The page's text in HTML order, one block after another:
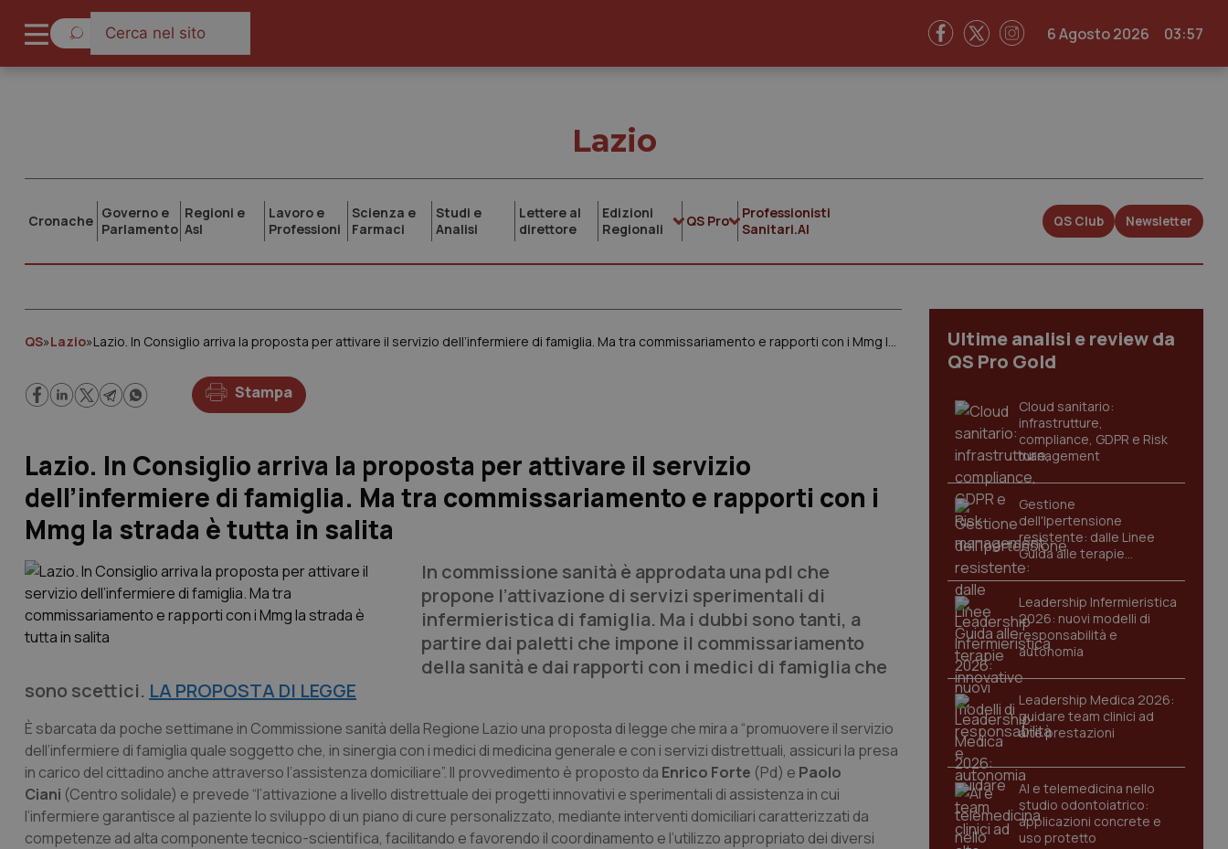
6 Agosto 2026 03:57
Lazio
Cronache Governo e
Parlamento
Regioni e
Asl
Lavoro e
Professioni
Scienza e
Farmaci
Studi e
Analisi
Lettere al
direttore
Edizioni
Regionali
QS Pro
Professionisti
Sanitari.AI
QS Club Newsletter
QS»Lazio» Lazio. In Consiglio arriva la proposta per attivare il servizio dell’infermiere di famiglia. Ma tra commissariamento e rapporti con i Mmg la strada è tutta in salita
Stampa
Lazio. In Consiglio arriva la proposta per attivare il servizio
dell’infermiere di famiglia. Ma tra commissariamento e rapporti con i
Mmg la strada è tutta in salita
In commissione sanità è approdata una pdl che
propone l’attivazione di servizi sperimentali di
infermieristica di famiglia. Ma i dubbi sono tanti, a
partire dai paletti che impone il commissariamento
della sanità e dai rapporti con i medici di famiglia che
sono scettici. LA PROPOSTA DI LEGGE
È sbarcata da poche settimane in Commissione sanità della Regione Lazio una proposta di legge che mira a “promuovere il servizio
dell’infermiere di famiglia quale soggetto che, in sinergia con i medici di medicina generale e con i servizi distrettuali, assicuri la presa
in carico del cittadino anche attraverso l’assistenza domiciliare”. Il provvedimento è proposto da Enrico Forte (Pd) e Paolo
Ciani (Centro solidale) e prevede “l’attivazione a livello distrettuale dei progetti innovativi e sperimentali di assistenza in cui
l’infermiere garantisce al paziente lo sviluppo di un piano di cure personalizzato, mediante interventi domiciliari caratterizzati da
competenze ad alta componente tecnico-scientifica, facilitando e favorendo il coordinamento e l’utilizzo appropriato dei diversi
Ultime analisi e review da
QS Pro Gold
Cloud sanitario:
infrastrutture,
compliance, GDPR e Risk
management
Gestione
dell'Ipertensione
resistente: dalle Linee
Guida alle terapie
innovative
Leadership Infermieristica
2026: nuovi modelli di
responsabilità e
autonomia
Leadership Medica 2026:
guidare team clinici ad
alte prestazioni
AI e telemedicina nello
studio odontoiatrico:
applicazioni concrete e
uso protetto